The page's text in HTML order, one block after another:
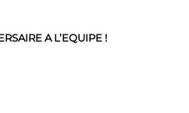
A L’EQUIPE !